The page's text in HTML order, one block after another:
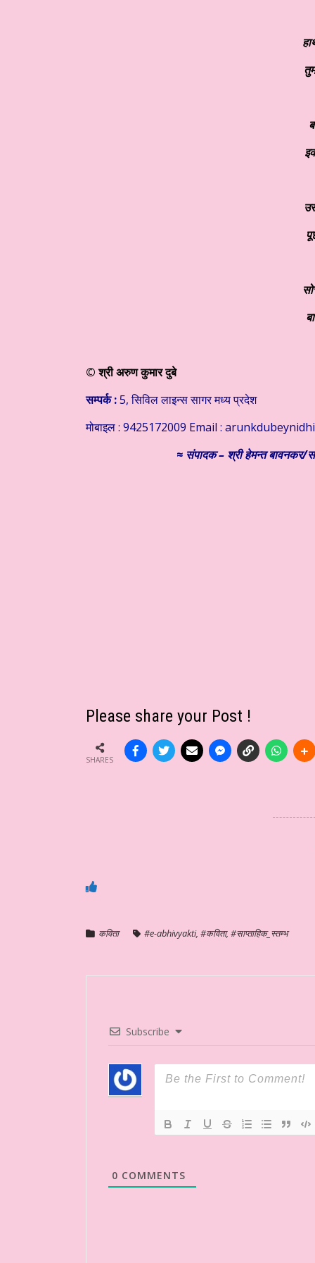
©श्री अरुण कुमार दुबे
सम्पर्क :5, सिविल लाइन्स सागर मध्य प्रदेश
मोबाइल : 9425172009 Email :
≈ संपादक – श्री हेमन्त बावनकर/
Please share your Post !
SHARES
कविता #e-abhivyakti, #कविता, #साप्ताहिक_स्तम्भ
Subscribe
0 COMMENTS